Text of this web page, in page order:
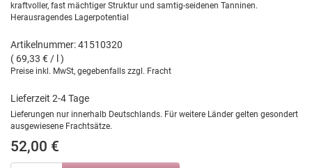
kraftvoller, fast mächtiger Struktur und samtig-seidenen Tanninen.
Herausragendes Lagerpotential
Artikelnummer: 41510320
( 69,33 € / l )
Preise inkl. MwSt, gegebenfalls zzgl. Fracht
Lieferzeit 2-4 Tage
Lieferungen nur innerhalb Deutschlands. Für weitere Länder gelten gesondert
ausgewiesene Frachtsätze.
52,00 €